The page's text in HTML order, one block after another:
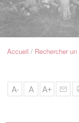
Navigation
FilAccueil Rechercher
A- A A+